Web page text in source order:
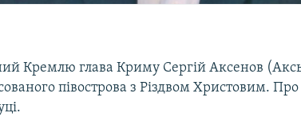
Кремлю глава Криму Сергій Аксенов
півострова з Різдвом Христовим.